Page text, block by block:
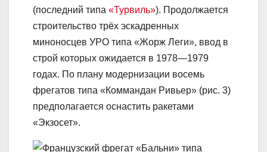
(последний типа «Турвиль»). Продолжается
строительство трёх эскадренных
миноносцев УРО типа «Жорж Леги», ввод в
строй которых ожидается в 1978—1979
годах. По плану модернизации восемь
фрегатов типа «Коммандан Ривьер» (рис. 3)
предполагается оснастить ракетами
«Экзосет».